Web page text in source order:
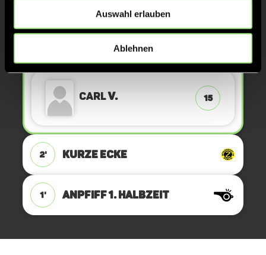
Auswahl erlauben
Ablehnen
KURZE ECKE
TOR 1:0, KURZE ECKE - TOR
CarlV. 15
2' KURZE ECKE
1' ANPFIFF 1. Halbzeit